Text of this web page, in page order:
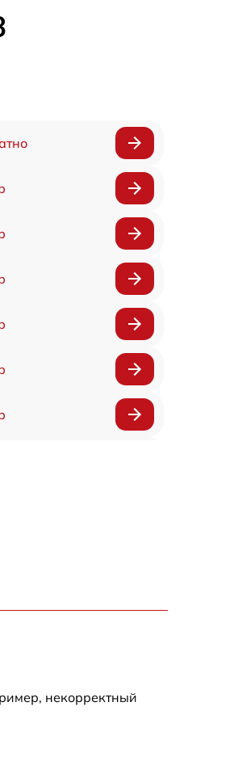
некорректный